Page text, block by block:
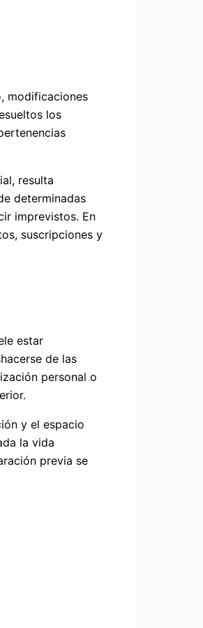
modificaciones
los
resulta
determinadas
imprevistos. En
suscripciones y
estar
de las
personal o
y el espacio
la vida
previa se